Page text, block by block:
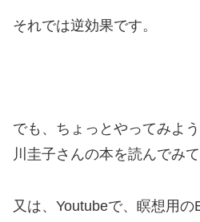
それでは逆効果です。
でも、ちょっとやってみよ
川圭子さんの本を読んでみて
又は、Youtubeで、瞑想用